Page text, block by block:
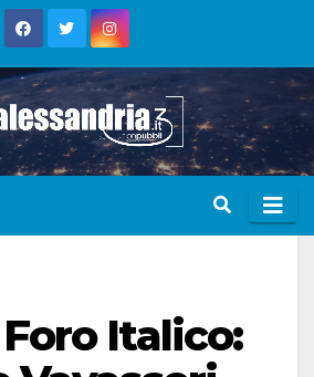
Italico: